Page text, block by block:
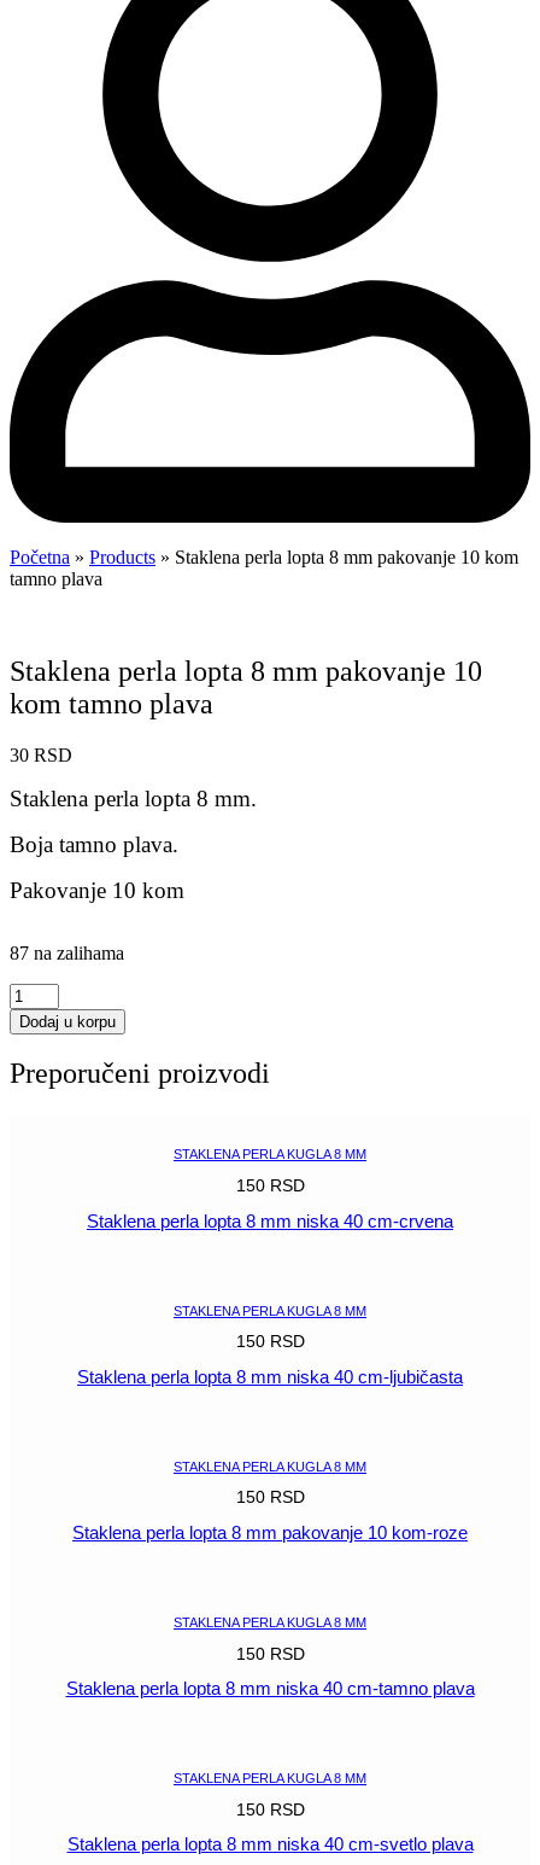
Početna » Products » Staklena perla lopta 8 mm pakovanje 10 kom
tamno plava
Staklena perla lopta 8 mm pakovanje 10
kom tamno plava
30 RSD
Staklena perla lopta 8 mm.
Boja tamno plava.
Pakovanje 10 kom
87 na zalihama
Staklena
perla
lopta
mm
Dodaj u korpu
Preporučeni proizvodi
STAKLENA PERLA KUGLA 8 MM
150 RSD
Staklena perla lopta 8 mm niska 40 cm-crvena
STAKLENA PERLA KUGLA 8 MM
150 RSD
Staklena perla lopta 8 mm niska 40 cm-ljubičasta
STAKLENA PERLA KUGLA 8 MM
150 RSD
Staklena perla lopta 8 mm pakovanje 10 kom-roze
STAKLENA PERLA KUGLA 8 MM
150 RSD
Staklena perla lopta 8 mm niska 40 cm-tamno plava
STAKLENA PERLA KUGLA 8 MM
150 RSD
Staklena perla lopta 8 mm niska 40 cm-svetlo plava